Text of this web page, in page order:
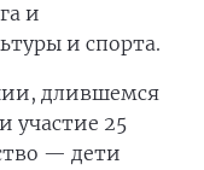
и
и спорта.
длившемся
участие 25
— дети